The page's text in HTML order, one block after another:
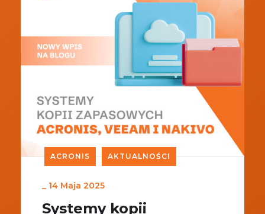
ACRONIS AKTUALNOŚCI
_ 14 Maja 2025
Systemy kopii